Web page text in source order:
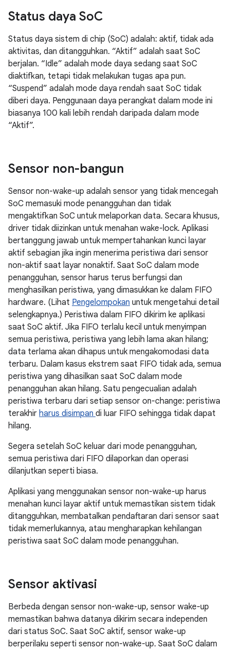
Status daya SoC
Status daya sistem di chip (SoC) adalah: aktif, tidak ada
aktivitas, dan ditangguhkan. “Aktif” adalah saat SoC
berjalan. “Idle” adalah mode daya sedang saat SoC
diaktifkan, tetapi tidak melakukan tugas apa pun.
“Suspend” adalah mode daya rendah saat SoC tidak
diberi daya. Penggunaan daya perangkat dalam mode ini
biasanya 100 kali lebih rendah daripada dalam mode
“Aktif”.
Sensor non-bangun
Sensor non-wake-up adalah sensor yang tidak mencegah
SoC memasuki mode penangguhan dan tidak
mengaktifkan SoC untuk melaporkan data. Secara khusus,
driver tidak diizinkan untuk menahan wake-lock. Aplikasi
bertanggung jawab untuk mempertahankan kunci layar
aktif sebagian jika ingin menerima peristiwa dari sensor
non-aktif saat layar nonaktif. Saat SoC dalam mode
penangguhan, sensor harus terus berfungsi dan
menghasilkan peristiwa, yang dimasukkan ke dalam FIFO
hardware. (Lihat Pengelompokan untuk mengetahui detail
selengkapnya.) Peristiwa dalam FIFO dikirim ke aplikasi
saat SoC aktif. Jika FIFO terlalu kecil untuk menyimpan
semua peristiwa, peristiwa yang lebih lama akan hilang;
data terlama akan dihapus untuk mengakomodasi data
terbaru. Dalam kasus ekstrem saat FIFO tidak ada, semua
peristiwa yang dihasilkan saat SoC dalam mode
penangguhan akan hilang. Satu pengecualian adalah
peristiwa terbaru dari setiap sensor on-change: peristiwa
terakhir harus disimpan di luar FIFO sehingga tidak dapat
hilang.
Segera setelah SoC keluar dari mode penangguhan,
semua peristiwa dari FIFO dilaporkan dan operasi
dilanjutkan seperti biasa.
Aplikasi yang menggunakan sensor non-wake-up harus
menahan kunci layar aktif untuk memastikan sistem tidak
ditangguhkan, membatalkan pendaftaran dari sensor saat
tidak memerlukannya, atau mengharapkan kehilangan
peristiwa saat SoC dalam mode penangguhan.
Sensor aktivasi
Berbeda dengan sensor non-wake-up, sensor wake-up
memastikan bahwa datanya dikirim secara independen
dari status SoC. Saat SoC aktif, sensor wake-up
berperilaku seperti sensor non-wake-up. Saat SoC dalam